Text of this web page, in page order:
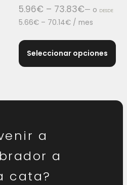
5.96€ – 73.83€— o DESDE
5.66€ – 70.14€ / mes
Seleccionar opciones
a
a
cata?